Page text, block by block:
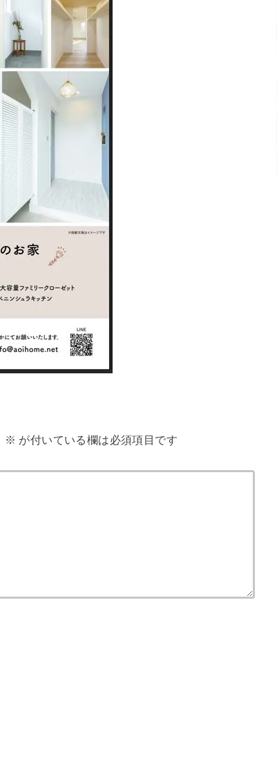
※ が付いている欄は必須項目です